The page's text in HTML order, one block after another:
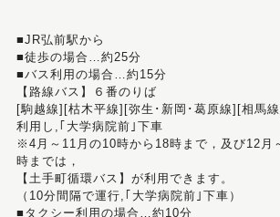
■JR弘前駅から
■徒歩の場合…約25分
■バス利用の場合…約15分
【路線バス】６番のりば
[駒越線][枯木平線][弥生･新岡･葛原線][相馬
利用し,｢大学病院前｣下車
※4月～11月の10時から18時まで，及び12月
時までは，
【土手町循環バス】が利用できます。
（10分間隔で運行,｢大学病院前｣下車）
■タクシー利用の場合…約10分